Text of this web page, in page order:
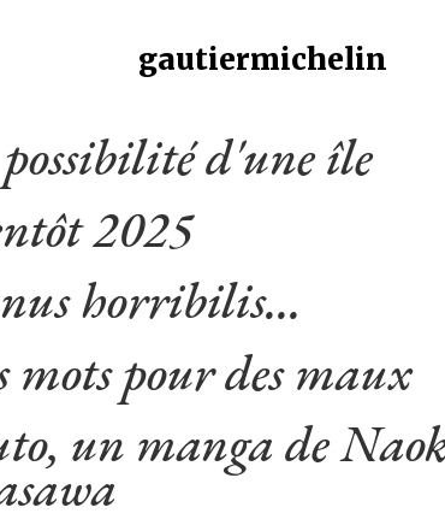
gautiermichelin
d'une île
2025
horribilis...
mots pour des maux
un manga de